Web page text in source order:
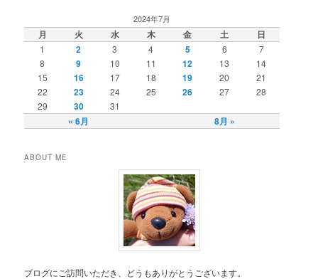
ョ
ン
2024年7月
月 火 水 木 金 土 日
« 6月 8月 »
1 2 3 4 5 6
7
8
9 10 11 12 13
14
15
16 17 18 19 20
21
22
23 24 25 26 27
28
29
30 31
ABOUT ME
ブログにご訪問いただき、どうもありがとうございます。